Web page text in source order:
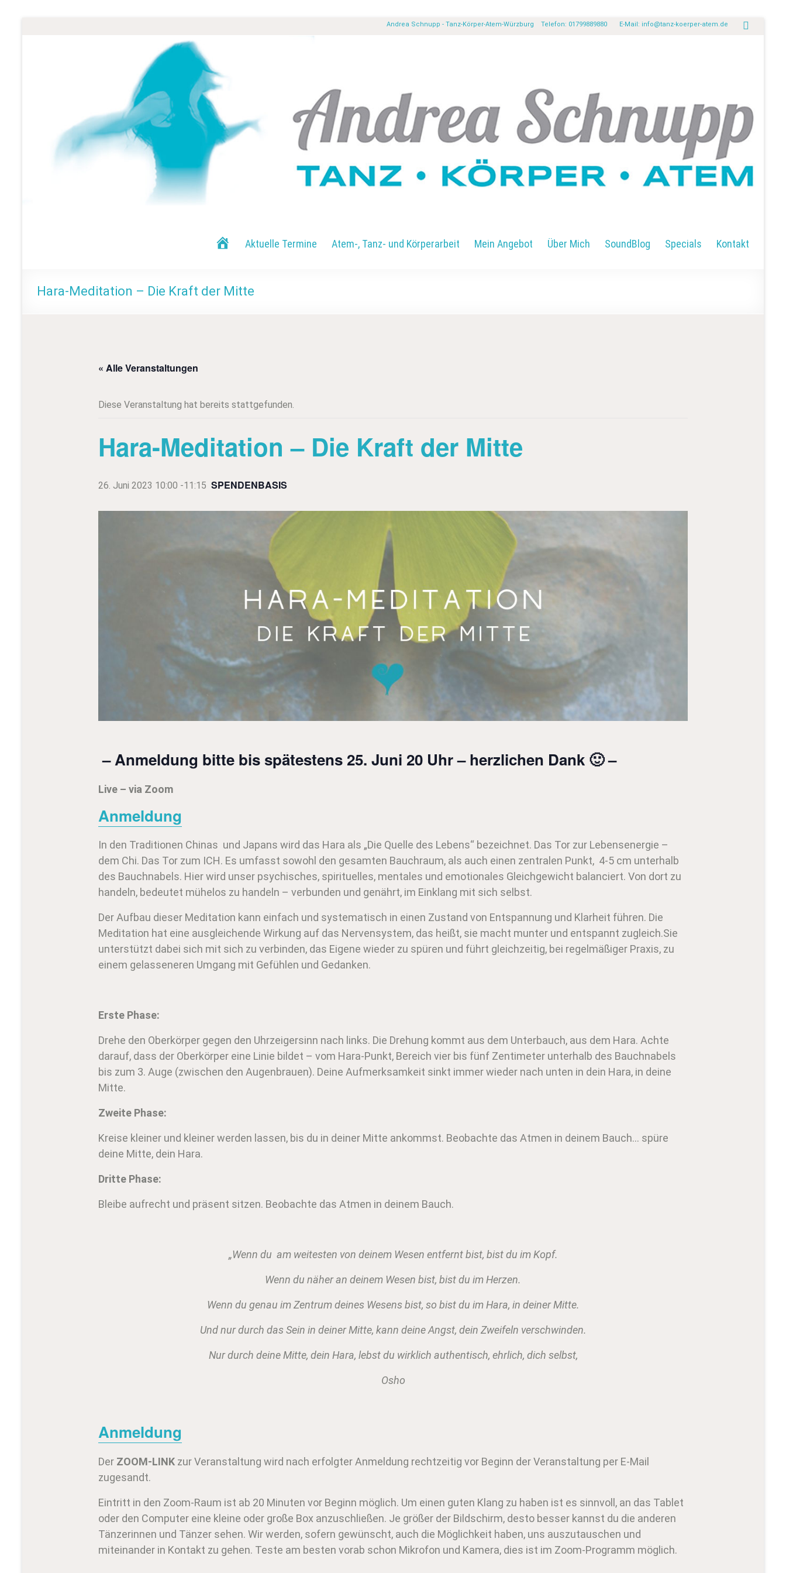
Andrea Schnupp - Tanz-Körper-Atem-Würzburg Telefon: 01799889880 E-Mail: info@tanz-koerper-atem.de
Aktuelle Termine Atem-, Tanz- und Körperarbeit Mein Angebot Über Mich SoundBlog Specials Kontakt
Hara-Meditation – Die Kraft der Mitte
« Alle Veranstaltungen
Diese Veranstaltung hat bereits stattgefunden.
Hara-Meditation – Die Kraft der Mitte
26. Juni 2023 10:00 -11:15 SPENDENBASIS
– Anmeldung bitte bis spätestens 25. Juni 20 Uhr – herzlichen Dank 🙂 –
Live – via Zoom
Anmeldung
In den Traditionen Chinas und Japans wird das Hara als „Die Quelle des Lebens“ bezeichnet. Das Tor zur Lebensenergie –
dem Chi. Das Tor zum ICH. Es umfasst sowohl den gesamten Bauchraum, als auch einen zentralen Punkt, 4-5 cm unterhalb
des Bauchnabels. Hier wird unser psychisches, spirituelles, mentales und emotionales Gleichgewicht balanciert. Von dort zu
handeln, bedeutet mühelos zu handeln – verbunden und genährt, im Einklang mit sich selbst.
Der Aufbau dieser Meditation kann einfach und systematisch in einen Zustand von Entspannung und Klarheit führen. Die
Meditation hat eine ausgleichende Wirkung auf das Nervensystem, das heißt, sie macht munter und entspannt zugleich.Sie
unterstützt dabei sich mit sich zu verbinden, das Eigene wieder zu spüren und führt gleichzeitig, bei regelmäßiger Praxis, zu
einem gelasseneren Umgang mit Gefühlen und Gedanken.
Erste Phase:
Drehe den Oberkörper gegen den Uhrzeigersinn nach links. Die Drehung kommt aus dem Unterbauch, aus dem Hara. Achte
darauf, dass der Oberkörper eine Linie bildet – vom Hara-Punkt, Bereich vier bis fünf Zentimeter unterhalb des Bauchnabels
bis zum 3. Auge (zwischen den Augenbrauen). Deine Aufmerksamkeit sinkt immer wieder nach unten in dein Hara, in deine
Mitte.
Zweite Phase:
Kreise kleiner und kleiner werden lassen, bis du in deiner Mitte ankommst. Beobachte das Atmen in deinem Bauch… spüre
deine Mitte, dein Hara.
Dritte Phase:
Bleibe aufrecht und präsent sitzen. Beobachte das Atmen in deinem Bauch.
„Wenn du am weitesten von deinem Wesen entfernt bist, bist du im Kopf.
Wenn du näher an deinem Wesen bist, bist du im Herzen.
Wenn du genau im Zentrum deines Wesens bist, so bist du im Hara, in deiner Mitte.
Und nur durch das Sein in deiner Mitte, kann deine Angst, dein Zweifeln verschwinden.
Nur durch deine Mitte, dein Hara, lebst du wirklich authentisch, ehrlich, dich selbst,
Osho
Anmeldung
Der ZOOM-LINK zur Veranstaltung wird nach erfolgter Anmeldung rechtzeitig vor Beginn der Veranstaltung per E-Mail
zugesandt.
Eintritt in den Zoom-Raum ist ab 20 Minuten vor Beginn möglich. Um einen guten Klang zu haben ist es sinnvoll, an das Tablet
oder den Computer eine kleine oder große Box anzuschließen. Je größer der Bildschirm, desto besser kannst du die anderen
Tänzerinnen und Tänzer sehen. Wir werden, sofern gewünscht, auch die Möglichkeit haben, uns auszutauschen und
miteinander in Kontakt zu gehen. Teste am besten vorab schon Mikrofon und Kamera, dies ist im Zoom-Programm möglich.